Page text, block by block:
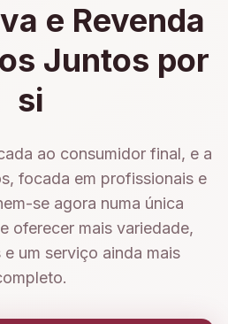
e Revenda
Juntos por
si
ao consumidor final, e a
focada em profissionais e
se agora numa única
oferecer mais variedade,
um serviço ainda mais